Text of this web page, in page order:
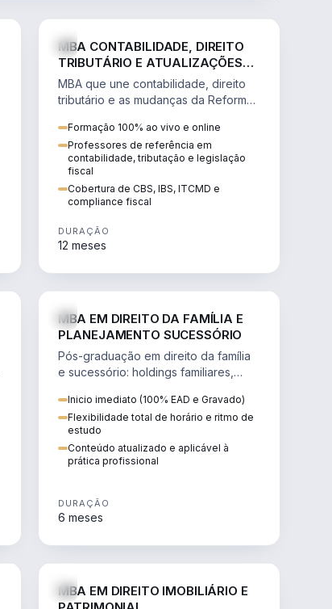
MBA CONTABILIDADE, DIREITO
TRIBUTÁRIO E ATUALIZAÇÕES
DA REFORMA TRIBUTÁRIA
MBA que une contabilidade, direito
tributário e as mudanças da Reforma
estratégica no novo cenário.
Formação 100% ao vivo e online
Professores de referência em
contabilidade, tributação e legislação
fiscal
Cobertura de CBS, IBS, ITCMD e
compliance fiscal
DURAÇÃO
12 meses
MBA EM DIREITO DA FAMÍLIA E
PLANEJAMENTO SUCESSÓRIO
Pós-graduação em direito da família
e sucessório: holdings familiares,
tributação da sucessão.
Inicio imediato (100% EAD e Gravado)
Flexibilidade total de horário e ritmo de
estudo
Conteúdo atualizado e aplicável à
prática profissional
DURAÇÃO
6 meses
MBA EM DIREITO IMOBILIÁRIO E